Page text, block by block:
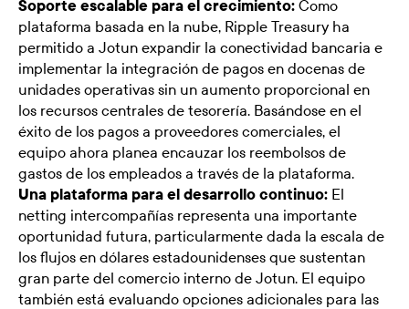
Soporte escalable para el crecimiento: Como
plataforma basada en la nube, Ripple Treasury ha
permitido a Jotun expandir la conectividad bancaria e
implementar la integración de pagos en docenas de
unidades operativas sin un aumento proporcional en
los recursos centrales de tesorería. Basándose en el
éxito de los pagos a proveedores comerciales, el
equipo ahora planea encauzar los reembolsos de
gastos de los empleados a través de la plataforma.
Una plataforma para el desarrollo continuo: El
netting intercompañías representa una importante
oportunidad futura, particularmente dada la escala de
los flujos en dólares estadounidenses que sustentan
gran parte del comercio interno de Jotun. El equipo
también está evaluando opciones adicionales para las